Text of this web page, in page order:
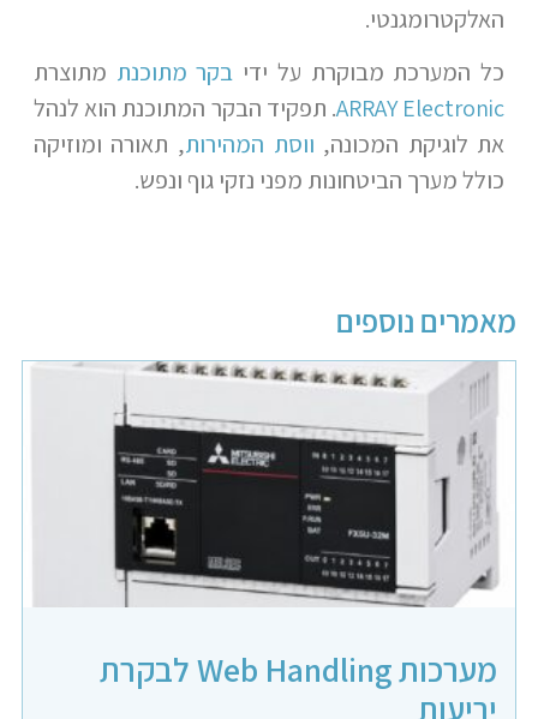
האלקטרומגנטי.
כל המערכת מבוקרת על ידי בקר מתוכנת מתוצרת
ARRAY Electronic. תפקיד הבקר המתוכנת הוא לנהל
את לוגיקת המכונה, ווסת המהירות, תאורה ומוזיקה
כולל מערך הביטחונות מפני נזקי גוף ונפש.
מאמרים נוספים
מערכות Web Handling לבקרת
יריעות